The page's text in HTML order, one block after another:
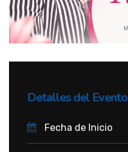
Detalles del Evento
Fecha de Inicio